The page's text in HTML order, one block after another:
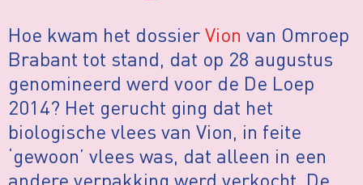
Hoe kwam het dossierVion van Omroep
Brabant tot stand, dat op 28 augustus
genomineerd werd voor de De Loep
2014? Het gerucht ging dat het
biologische vlees van Vion, in feite
‘gewoon’ vlees was, dat alleen in een
andere verpakking werd verkocht. De